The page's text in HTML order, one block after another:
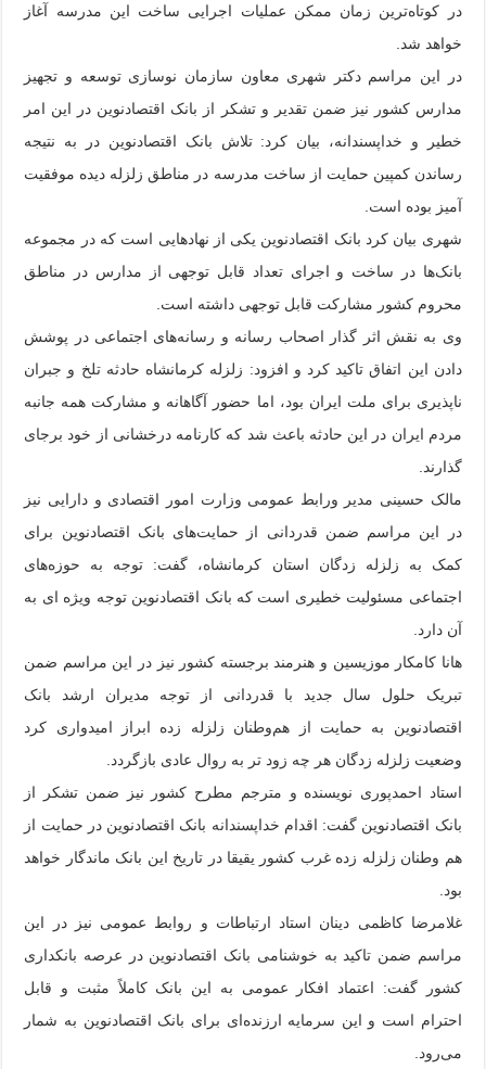
در کوتاه‌ترین زمان ممکن عملیات اجرایی ساخت این مدرسه آغاز
خواهد شد.
در این مراسم دکتر شهری معاون سازمان نوسازی توسعه و تجهیز
مدارس کشور نیز ضمن تقدیر و تشکر از بانک اقتصادنوین در این امر
خطیر و خداپسندانه، بیان کرد: تلاش بانک اقتصادنوین در به نتیجه
رساندن کمپین حمایت از ساخت مدرسه در مناطق زلزله دیده موفقیت
آمیز بوده است.
شهری بیان کرد بانک اقتصادنوین یکی از نهادهایی است که در مجموعه
بانک‌ها در ساخت و اجرای تعداد قابل توجهی از مدارس در مناطق
محروم کشور مشارکت قابل توجهی داشته است.
وی به نقش اثر گذار اصحاب رسانه و رسانه‌های اجتماعی در پوشش
دادن این اتفاق تاکید کرد و افزود: زلزله کرمانشاه حادثه تلخ و جبران
ناپذیری برای ملت ایران بود، اما حضور آگاهانه و مشارکت همه جانبه
مردم ایران در این حادثه باعث شد که کارنامه درخشانی از خود برجای
گذارند.
مالک حسینی مدیر ورابط عمومی وزارت امور اقتصادی و دارایی نیز
در این مراسم ضمن قدردانی از حمایت‌های بانک اقتصادنوین برای
کمک به زلزله زدگان استان کرمانشاه، گفت: توجه به حوزه‌های
اجتماعی مسئولیت خطیری است که بانک اقتصادنوین توجه ویژه ای به
آن دارد.
هانا کامکار موزیسین و هنرمند برجسته کشور نیز در این مراسم ضمن
تبریک حلول سال جدید با قدردانی از توجه مدیران ارشد بانک
اقتصادنوین به حمایت از هم‌وطنان زلزله زده ابراز امیدواری کرد
وضعیت زلزله زدگان هر چه زود تر به روال عادی بازگردد.
استاد احمدپوری نویسنده و مترجم مطرح کشور نیز ضمن تشکر از
بانک اقتصادنوین گفت: اقدام خداپسندانه بانک اقتصادنوین در حمایت از
هم وطنان زلزله زده غرب کشور یقیقا در تاریخ این بانک ماندگار خواهد
بود.
غلامرضا کاظمی دینان استاد ارتباطات و روابط عمومی نیز در این
مراسم ضمن تاکید به خوشنامی بانک اقتصادنوین در عرصه بانکداری
کشور گفت: اعتماد افکار عمومی به این بانک کاملاً مثبت و قابل
احترام است و این سرمایه ارزنده‌ای برای بانک اقتصادنوین به شمار
می‌رود.